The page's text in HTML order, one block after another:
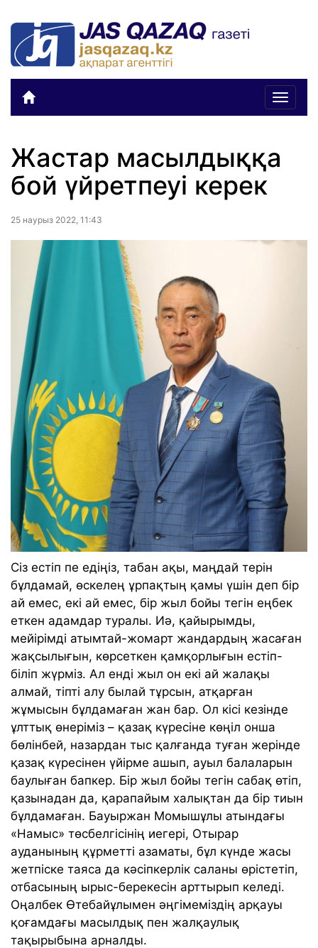
Toggle
Жастар масылдыққа
бой үйретпеуі керек
25 наурыз 2022, 11:43
Сіз естіп пе едіңіз, табан ақы, маңдай терін
бұлдамай, өскелең ұрпақтың қамы үшін деп бір
ай емес, екі ай емес, бір жыл бойы тегін еңбек
еткен адамдар туралы. Иә, қайырымды,
мейірімді атымтай-жомарт жандардың жасаған
жақсылығын, көрсеткен қамқорлығын естіп-
біліп жүрміз. Ал енді жыл он екі ай жалақы
алмай, тіпті алу былай тұрсын, атқарған
жұмысын бұлдамаған жан бар. Ол кісі кезінде
ұлттық өнеріміз – қазақ күресіне көңіл онша
бөлінбей, назардан тыс қалғанда туған жерінде
қазақ күресінен үйірме ашып, ауыл балаларын
баулыған бапкер. Бір жыл бойы тегін сабақ өтіп,
қазынадан да, қарапайым халықтан да бір тиын
бұлдамаған. Бауыржан Момышұлы атындағы
«Намыс» төсбелгісінің иегері, Отырар
ауданының құрметті азаматы, бұл күнде жасы
жетпіске таяса да кәсіпкерлік саланы өрістетіп,
отбасының ырыс-берекесін арттырып келеді.
Оңалбек Өтебайұлымен әңгімеміздің арқауы
қоғамдағы масылдық пен жалқаулық
тақырыбына арналды.